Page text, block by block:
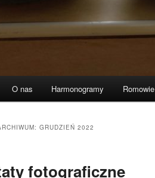
O nas Harmonogramy Romowie
GRUDZIEŃ 2022
fotograficzne